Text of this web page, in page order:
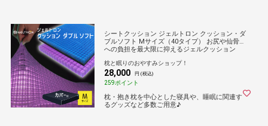
シートクッション ジェルトロン クッション・ダ
ブルソフト Mサイズ（40タイプ） お尻や仙骨部
への負担を最大限に抑えるジェルクッション
車 椅子 車椅子用 車イス用 ジェル 介護】
枕と眠りのおやすみショップ！
28,000 円 (税込)
259ポイント
枕・抱き枕を中心とした寝具や、睡眠に関連す
るグッズなど多数ご用意♪